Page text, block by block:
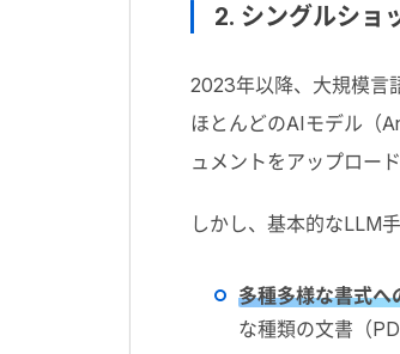
2. シングルシ ョ
2023年以降、大規模言
ほとんどのAIモデル（
ュメントをアップロード
しかし、基本的なLLM
多種多様な書式へ
な種類の文書（